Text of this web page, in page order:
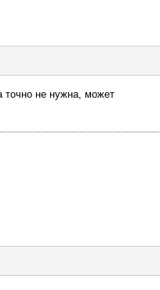
точно не нужна, может